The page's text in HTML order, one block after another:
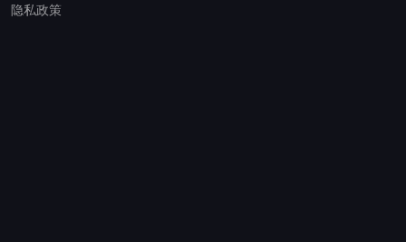
隐私政策